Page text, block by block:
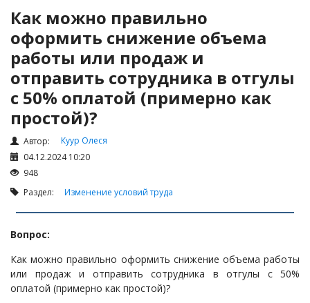
Техника безопасности и охрана труда
Антикризис: трудовые отношения
Антикризис: долги и обязательства
Налоги и Налогообложение
Трудовые отношения
Корпоративные отношения
Договоры
Возмещение ущерба
Взыскание долга
Государственные закупки
Как можно правильно
оформить снижение объема
работы или продаж и
отправить сотрудника в отгулы
с 50% оплатой (примерно как
простой)?
Автор:
Куур Олеся
04.12.2024 10:20
948
Раздел: Изменение условий труда
Вопрос:
Как можно правильно оформить снижение объема работы
или продаж и отправить сотрудника в отгулы с 50%
оплатой (примерно как простой)?